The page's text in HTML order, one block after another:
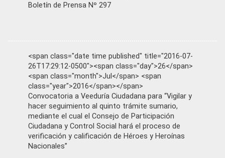
Boletín de Prensa Nº 297
<span class="date time published" title="2016-07-
26T17:29:12-0500"><span class="day">26</span>
<span class="month">Jul</span> <span
class="year">2016</span></span>
Convocatoria a Veeduría Ciudadana para “Vigilar y
hacer seguimiento al quinto trámite sumario,
mediante el cual el Consejo de Participación
Ciudadana y Control Social hará el proceso de
verificación y calificación de Héroes y Heroínas
Nacionales”